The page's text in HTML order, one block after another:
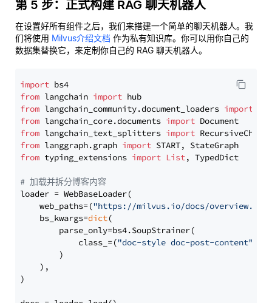
第 5 步：正式构建 RAG 聊天机器人
在设置好所有组件之后，我们来搭建一个简单的聊天机器人。我
们将使用 Milvus介绍文档 作为私有知识库。你可以用你自己的
数据集替换它，来定制你自己的 RAG 聊天机器人。
import
from langchain import
from langchain_community.document_loaders import
from langchain_core.documents import
from langchain_text_splitters import
from langgraph.graph import
from typing_extensions import List, TypedDict
# 加载并拆分博客内容
loader = WebBaseLoader(
    web_paths=(
"https://milvus.io/docs/overview.md"
    bs_kwargs=
dict(
        parse_only=bs4.SoupStrainer(
            class_=(
"doc-style doc-post-content"
        )
    ),
)